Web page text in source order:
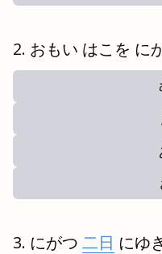
おもい はこを に
にがつ 二日 にゆ